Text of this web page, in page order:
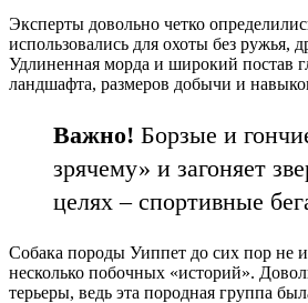
Эксперты довольно четко
использовались для охоты без ружья,
Удлиненная морда и широкий постав
ландшафта, размеров добычи и
Важно! Борзые и
зрячему» и загоняет
целях – спортивные
Собака породы Уиппет до сих пор не
несколько побочных «историй».
терьеры, ведь эта породная группа